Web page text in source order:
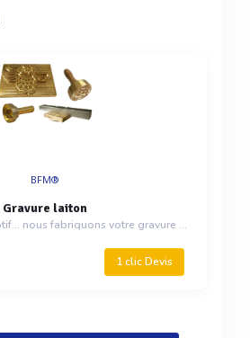
BFM®
Gravure laiton
Logo, alphabet, motif... nous fabriquons votre gravure laiton pour marquer et / ou dorer vos cuirs.
1 clic Devis